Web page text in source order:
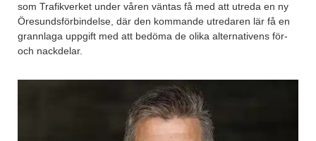
som Trafikverket under våren väntas få med att utreda en ny
Öresundsförbindelse, där den kommande utredaren lär få en
grannlaga uppgift med att bedöma de olika alternativens för-
och nackdelar.